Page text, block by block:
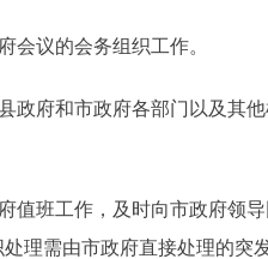
议的会务组织工作。
府和市政府各部门以及其他
班工作，及时向市政府领导
理需由市政府直接处理的突